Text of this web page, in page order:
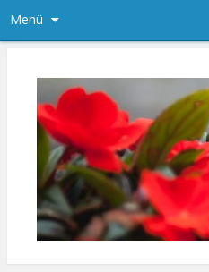
Menü